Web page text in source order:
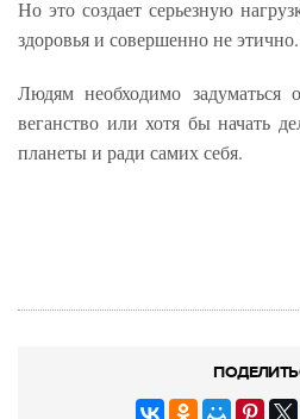
Но это создает серьезную
здоровья и совершенно не этично.
Людям необходимо
веганство или хотя бы начать
планеты и ради самих себя.